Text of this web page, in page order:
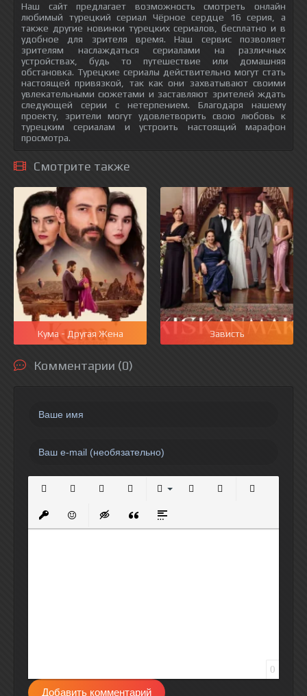
Наш сайт предлагает возможность смотреть онлайн
любимый турецкий сериал Чёрное сердце 16 серия, а
также другие новинки турецких сериалов, бесплатно и в
удобное для зрителя время. Наш сервис позволяет
зрителям наслаждаться сериалами на различных
устройствах, будь то путешествие или домашняя
обстановка. Турецкие сериалы действительно могут стать
настоящей привязкой, так как они захватывают своими
увлекательными сюжетами и заставляют зрителей ждать
следующей серии с нетерпением. Благодаря нашему
проекту, зрители могут удовлетворить свою любовь к
турецким сериалам и устроить настоящий марафон
просмотра.
Смотрите также
Кума - Другая Жена Зависть
Комментарии (0)
Вставить защищенную ссылку
Вставить смайлик
Вставка скрытого текста
Вставка цитаты
Вставка спойлера
0
Добавить комментарий